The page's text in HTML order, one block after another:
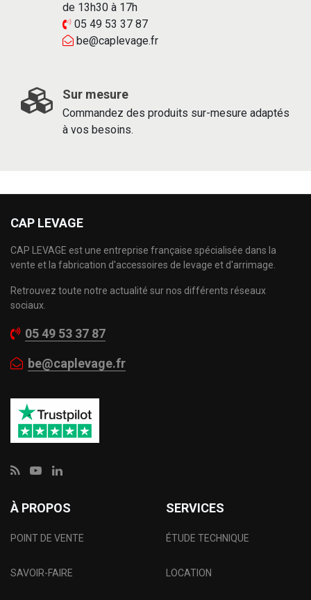
de 13h30 à 17h
05 49 53 37 87
be@caplevage.fr
Sur mesure
Commandez des produits sur-mesure adaptés
à vos besoins.
CAP LEVAGE
CAP LEVAGE est une entreprise française spécialisée dans la
vente et la fabrication d'accessoires de levage et d'arrimage.
Retrouvez toute notre actualité sur nos différents réseaux
sociaux.
05 49 53 37 87
be@caplevage.fr
À PROPOS
POINT DE VENTE
SAVOIR-FAIRE
SERVICES
ÉTUDE TECHNIQUE
LOCATION